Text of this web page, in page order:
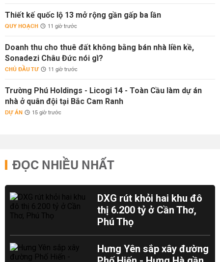
Thiết kế quốc lộ 13 mở rộng gần gấp ba lần
QUY HOẠCH 11 giờ trước
Doanh thu cho thuê đất không bằng bán nhà liền kề,
Sonadezi Châu Đức nói gì?
CHỦ ĐẦU TƯ 11 giờ trước
Trường Phú Holdings - Licogi 14 - Toàn Cầu làm dự án
nhà ở quân đội tại Bắc Cam Ranh
DỰ ÁN 15 giờ trước
ĐỌC NHIỀU NHẤT
DXG rút khỏi hai khu đô
thị 6.200 tỷ ở Cần Thơ,
Phú Thọ
Hưng Yên sắp xây đường